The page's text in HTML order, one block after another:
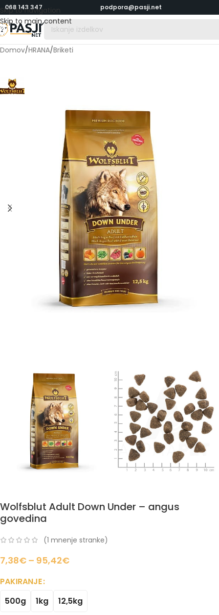
Skip to navigation
Skip to main content
068 143 347 podpora@pasji.net
Domov/HRANA/Briketi
Wolfsblut Adult Down Under – angus
govedina
(1 mnenje stranke)
7,38€ – 95,42€
PAKIRANJE
500g
1kg 12,5kg